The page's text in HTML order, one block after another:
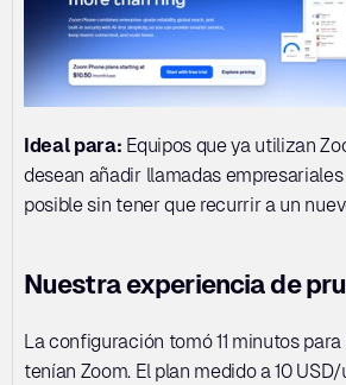
Ideal para: Equipos que ya utilizan
desean añadir llamadas
posible sin tener que recurrir a un
Nuestra experiencia de
La configuración tomó 11 minutos
tenían Zoom. El plan medido a 10